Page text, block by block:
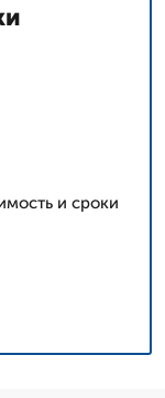
и сроки